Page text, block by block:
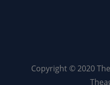
Copyright © 2020